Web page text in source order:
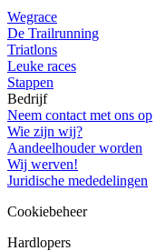
Wegrace
De Trailrunning
Triatlons
Leuke races
Stappen
Bedrijf
Neem contact met ons op
Wie zijn wij?
Aandeelhouder worden
Wij werven!
Juridische mededelingen
Cookiebeheer
Hardlopers